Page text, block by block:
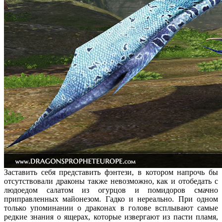
Заставить себя представить фэнтези, в котором напрочь бы
отсутствовали драконы также невозможно, как и отобедать с
людоедом салатом из огурцов и помидоров смачно
приправленных майонезом. Гадко и нереально. При одном
только упоминании о драконах в голове всплывают самые
редкие знания о ящерах, которые извергают из пасти пламя,